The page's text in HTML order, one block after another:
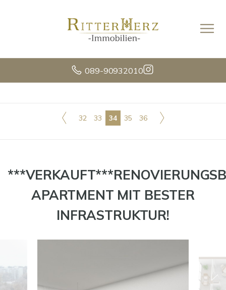
089-90932010
32 33 34 35 36
APARTMENT MIT BESTER
INFRASTRUKTUR!